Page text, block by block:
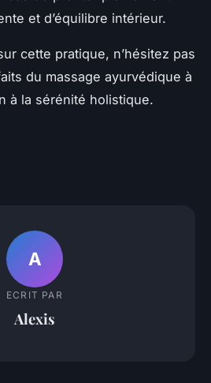
et d’équilibre intérieur.
cette pratique, n’hésitez pas
du massage ayurvédique à
à la sérénité holistique.
A
ECRIT PAR
Alexis